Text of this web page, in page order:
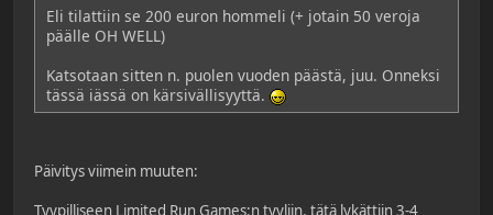
Eli tilattiin se 200 euron hommeli (+ jotain 50 veroja
päälle OH WELL)
Katsotaan sitten n. puolen vuoden päästä, juu. Onneksi
tässä iässä on kärsivällisyyttä.
Päivitys viimein muuten:
Tyypilliseen Limited Run Games:n tyyliin, tätä lykättiin 3-4